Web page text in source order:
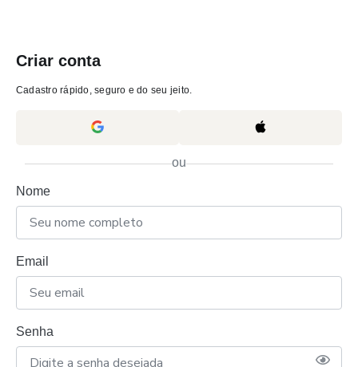
Criar conta
Cadastro rápido, seguro e do seu jeito.
ou
Nome
Email
Senha